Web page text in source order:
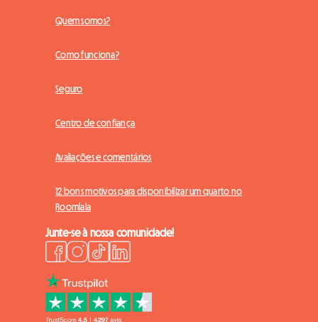
Quem somos?
Como funciona?
Seguro
Centro de confiança
Avaliações e comentários
12 bons motivos para disponibilizar um quarto no
Roomlala
Junte-se à nossa comunidade!